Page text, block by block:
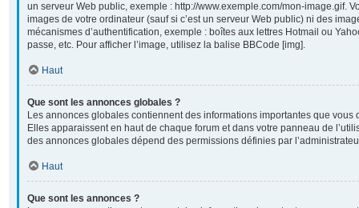
un serveur Web public, exemple : http://www.exemple.com/mon-image.gif.
images de votre ordinateur (sauf si c’est un serveur Web public) ni des
mécanismes d’authentification, exemple : boîtes aux lettres Hotmail ou
passe, etc. Pour afficher l’image, utilisez la balise BBCode [img].
Haut
Que sont les annonces globales ?
Les annonces globales contiennent des informations importantes que vous
Elles apparaissent en haut de chaque forum et dans votre panneau de
des annonces globales dépend des permissions définies par
Haut
Que sont les annonces ?